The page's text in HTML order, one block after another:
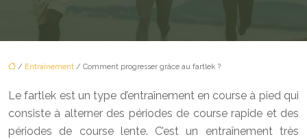
/ Entraînement / Comment progresser grâce au fartlek ?
Le fartlek est un type d’entraînement en course à pied qui
consiste à alterner des périodes de course rapide et des
périodes de course lente. C’est un entraînement très